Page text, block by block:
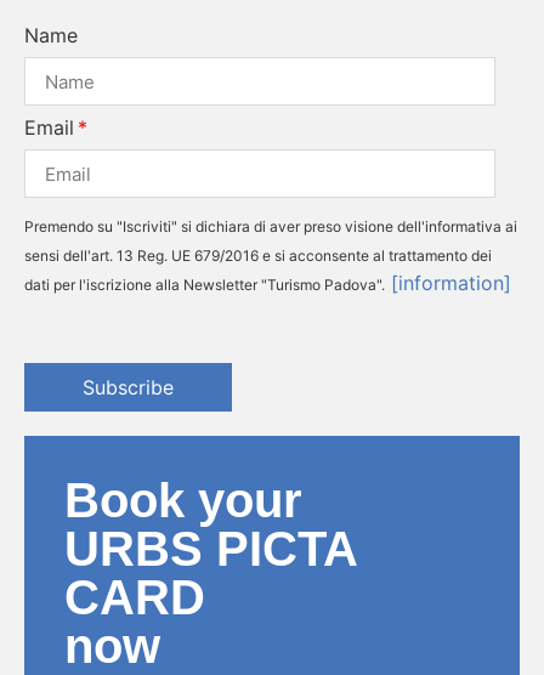
Name
Email
Premendo su "Iscriviti" si dichiara di aver preso visione dell'informativa ai
sensi dell'art. 13 Reg. UE 679/2016 e si acconsente al trattamento dei
dati per l'iscrizione alla Newsletter "Turismo Padova". [information]
Subscribe
Book your
URBS PICTA
CARD
now